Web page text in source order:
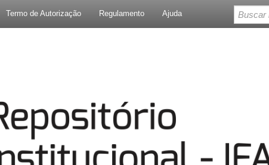
Termo de Autorização Regulamento Ajuda